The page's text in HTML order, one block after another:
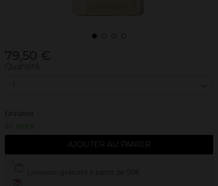
1
Livraison
En stock
AJOUTER AU PANIER